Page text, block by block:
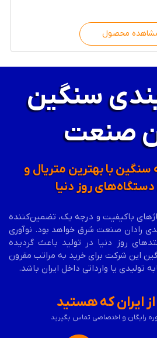
محصول
سنگین
صنعت
سنگین با بهترین متریال و
روز دنیا
باکیفیت و درجه یک، تضمین‌کننده
رادان صنعت شرق خواهد بود. نوآوری
روز دنیا در تولید باعث گردیده
این شرکت برای خرید به مراتب مقرون
تولیدی یا وارداتی داخل ایران باشد.
ایران که هستید
رایگان و اختصاصی تماس بگیرید